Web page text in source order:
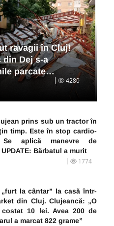
ravagii în Cluj!
Dej s-a
parcate…
4280
prins sub un tractor în
timp. Este în stop cardio-
Se aplică manevre de
Bărbatul a murit
1774
la cântar” la casă într-
din Cluj. Clujeancă: „O
costat 10 lei. Avea 200 de
a marcat 822 grame”